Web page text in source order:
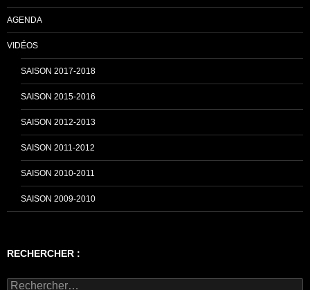
AGENDA
VIDÉOS
SAISON 2017-2018
SAISON 2015-2016
SAISON 2012-2013
SAISON 2011-2012
SAISON 2010-2011
SAISON 2009-2010
RECHERCHER :
Rechercher :